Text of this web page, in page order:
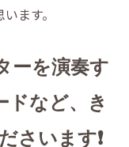
ます。
ーを演奏す
ドなど、き
さいます❗️